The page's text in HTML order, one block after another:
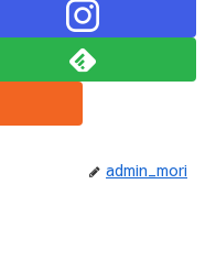
admin_mori